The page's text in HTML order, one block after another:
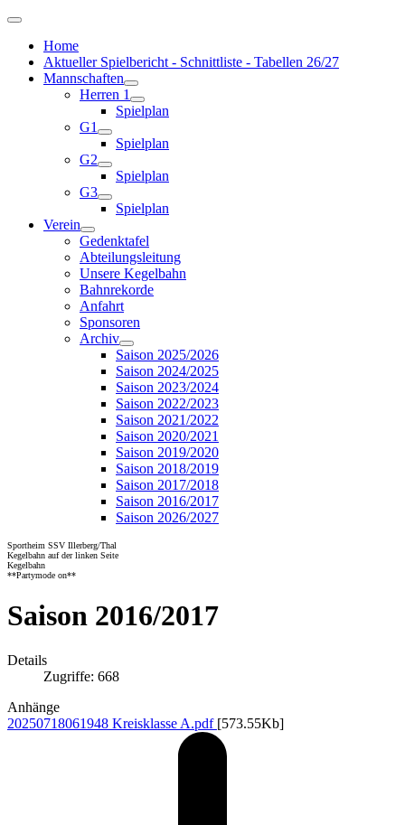
Home
Aktueller Spielbericht - Schnittliste - Tabellen 26/27
Mannschaften
Herren 1
Spielplan
G1
Spielplan
G2
Spielplan
G3
Spielplan
Verein
Gedenktafel
Abteilungsleitung
Unsere Kegelbahn
Bahnrekorde
Anfahrt
Sponsoren
Archiv
Saison 2025/2026
Saison 2024/2025
Saison 2023/2024
Saison 2022/2023
Saison 2021/2022
Saison 2020/2021
Saison 2019/2020
Saison 2018/2019
Saison 2017/2018
Saison 2016/2017
Saison 2026/2027
Sportheim SSV Illerberg/Thal
Kegelbahn auf der linken Seite
Kegelbahn
**Partymode on**
Saison 2016/2017
Details
Zugriffe: 668
Anhänge
20250718061948 Kreisklasse A.pdf [573.55Kb]